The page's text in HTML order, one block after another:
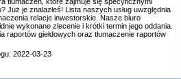
Już je znalazłeś! Lista naszych usług uwzględnia
relacje inwestorskie. Nasze biuro
wykonane zlecenie i krótki termin jego oddania.
raportów giełdowych oraz tłumaczenie raportów
2022-03-23